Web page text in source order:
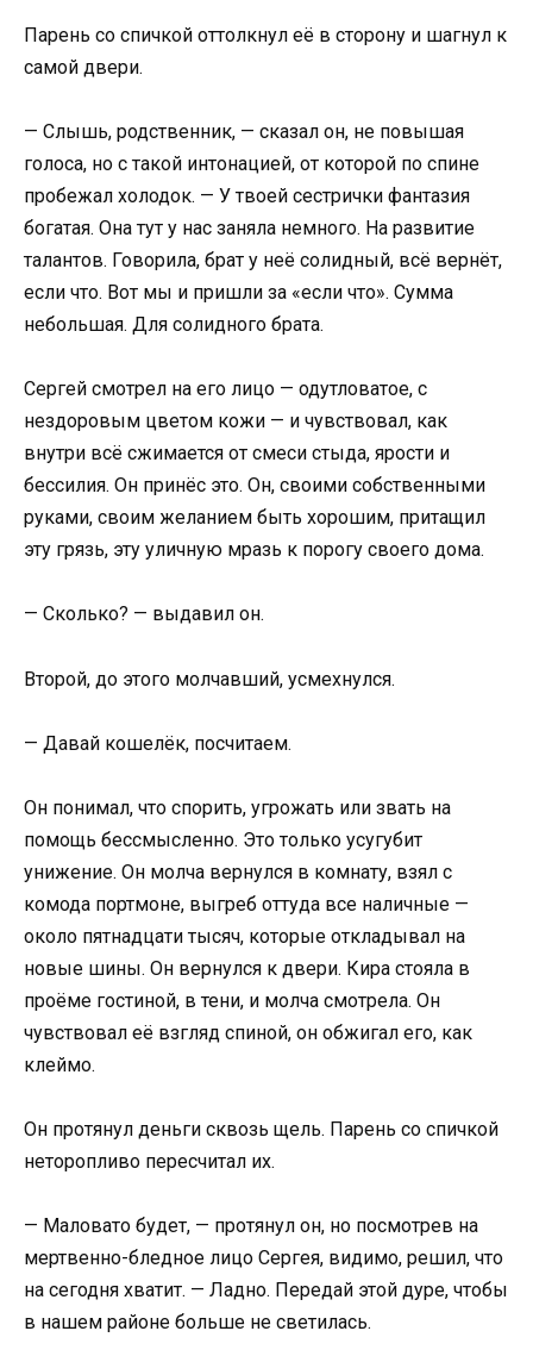
Парень со спичкой оттолкнул её в сторону и шагнул к
самой двери.
— Слышь, родственник, — сказал он, не повышая
голоса, но с такой интонацией, от которой по спине
пробежал холодок. — У твоей сестрички фантазия
богатая. Она тут у нас заняла немного. На развитие
талантов. Говорила, брат у неё солидный, всё вернёт,
если что. Вот мы и пришли за «если что». Сумма
небольшая. Для солидного брата.
Сергей смотрел на его лицо — одутловатое, с
нездоровым цветом кожи — и чувствовал, как
внутри всё сжимается от смеси стыда, ярости и
бессилия. Он принёс это. Он, своими собственными
руками, своим желанием быть хорошим, притащил
эту грязь, эту уличную мразь к порогу своего дома.
— Сколько? — выдавил он.
Второй, до этого молчавший, усмехнулся.
— Давай кошелёк, посчитаем.
Он понимал, что спорить, угрожать или звать на
помощь бессмысленно. Это только усугубит
унижение. Он молча вернулся в комнату, взял с
комода портмоне, выгреб оттуда все наличные —
около пятнадцати тысяч, которые откладывал на
новые шины. Он вернулся к двери. Кира стояла в
проёме гостиной, в тени, и молча смотрела. Он
чувствовал её взгляд спиной, он обжигал его, как
клеймо.
Он протянул деньги сквозь щель. Парень со спичкой
неторопливо пересчитал их.
— Маловато будет, — протянул он, но посмотрев на
мертвенно-бледное лицо Сергея, видимо, решил, что
на сегодня хватит. — Ладно. Передай этой дуре, чтобы
в нашем районе больше не светилась.